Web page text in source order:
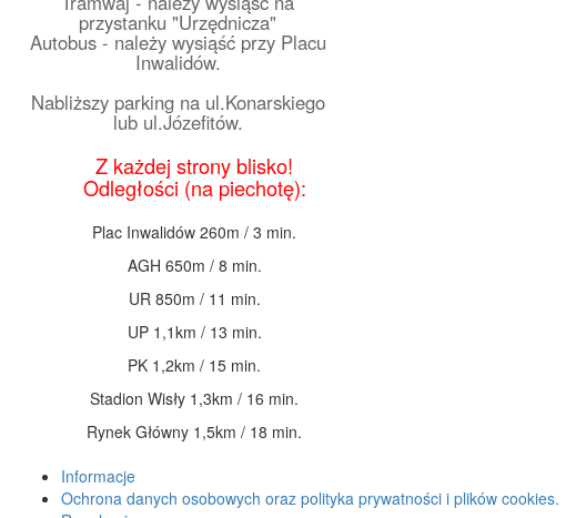
przystanku "Urzędnicza"
Autobus - należy wysiąść przy Placu
Inwalidów.
Nabliższy parking na ul.Konarskiego
lub ul.Józefitów.
Z każdej strony blisko!
Odległości (na piechotę):
Plac Inwalidów 260m / 3 min.
AGH 650m / 8 min.
UR 850m / 11 min.
UP 1,1km / 13 min.
PK 1,2km / 15 min.
Stadion Wisły 1,3km / 16 min.
Rynek Główny 1,5km / 18 min.
Informacje
Ochrona danych osobowych oraz polityka prywatności i plików cookies.